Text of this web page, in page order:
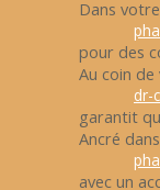
Dans
pour des
Au coin
dr-
garantit
Ancré
avec un